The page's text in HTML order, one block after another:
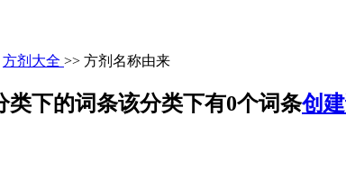
方剂大全 >> 方剂名称由来
类下的词条该分类下有0个词条创